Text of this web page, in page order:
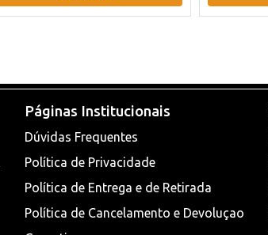
Páginas Institucionais
Dúvidas Frequentes
Política de Privacidade
Política de Entrega e de Retirada
Política de Cancelamento e Devoluçao